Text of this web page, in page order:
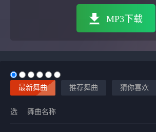
MP3下载
最新舞曲 推荐舞曲 猜你喜欢
选 舞曲名称